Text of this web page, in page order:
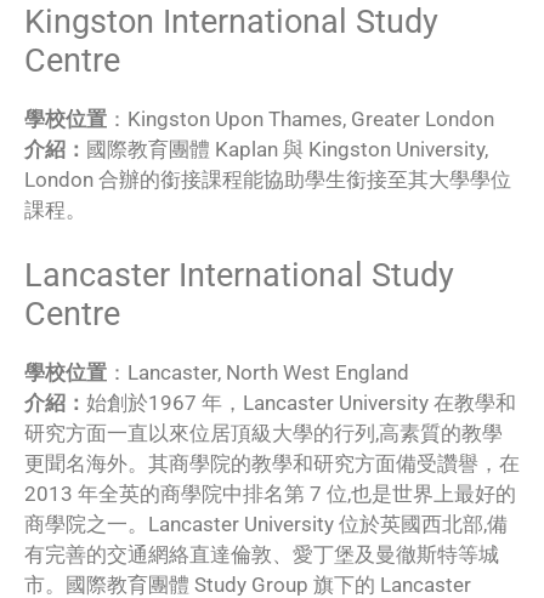
Kingston International Study
Centre
學校位置 ：Kingston Upon Thames, Greater London
介紹： 國際教育團體 Kaplan 與 Kingston University,
London 合辦的銜接課程能協助學生銜接至其大學學位
課程。
Lancaster International Study
Centre
學校位置 ：Lancaster, North West England
介紹： 始創於1967 年，Lancaster University 在教學和
研究方面一直以來位居頂級大學的行列,高素質的教學
更聞名海外。其商學院的教學和研究方面備受讚譽，在
2013 年全英的商學院中排名第 7 位,也是世界上最好的
商學院之一。Lancaster University 位於英國西北部,備
有完善的交通網絡直達倫敦、愛丁堡及曼徹斯特等城
市。國際教育團體 Study Group 旗下的 Lancaster